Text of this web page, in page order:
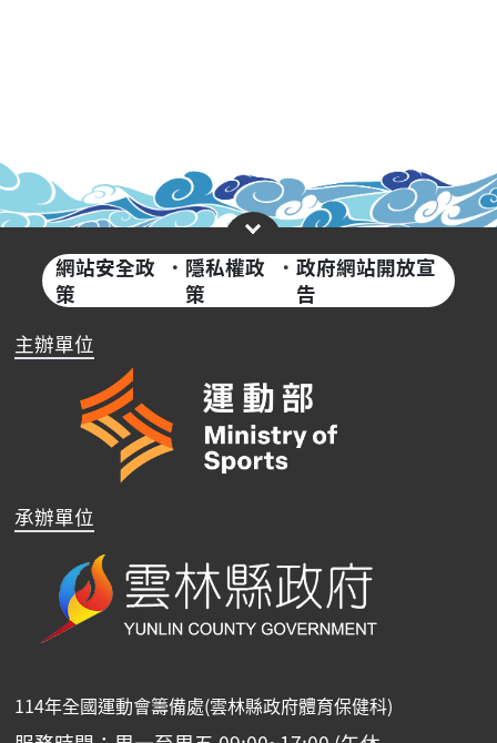
網站安全政
策
· 隱私權政
策
· 政府網站開放宣
告
主辦單位
承辦單位
114年全國運動會籌備處(雲林縣政府體育保健科)